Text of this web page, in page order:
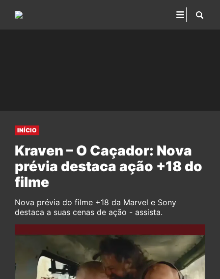
INÍCIO
Kraven – O Caçador: Nova
prévia destaca ação +18 do
filme
Nova prévia do filme +18 da Marvel e Sony
destaca a suas cenas de ação - assista.